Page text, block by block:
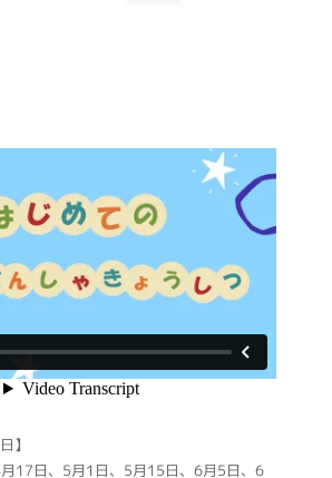
】
17日、5月1日、5月15日、6月5日、6